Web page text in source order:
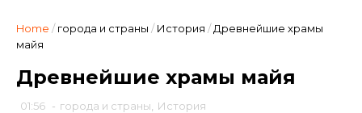
Home / города и страны / История / Древнейшие храмы
майя
Древнейшие храмы майя
01:56 - города и страны История